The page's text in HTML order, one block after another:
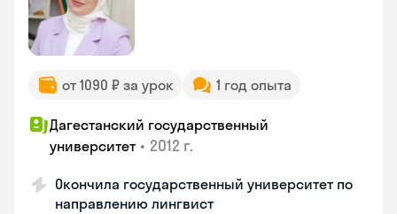
от 1090 ₽ за урок 1 год опыта
Дагестанский государственный
университет • 2012 г.
Окончила государственный университет по
направлению лингвист